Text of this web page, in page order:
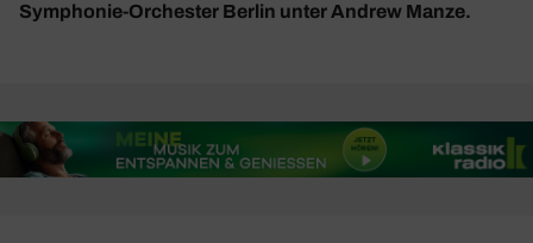
Symphonie-Orchester Berlin unter Andrew Manze.